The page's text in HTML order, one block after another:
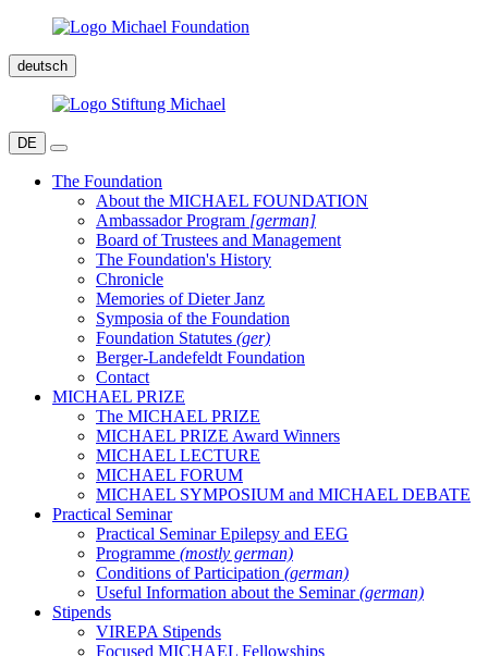
deutsch
DE
The Foundation
About the MICHAEL FOUNDATION
Ambassador Program [german]
Board of Trustees and Management
The Foundation's History
Chronicle
Memories of Dieter Janz
Symposia of the Foundation
Foundation Statutes (ger)
Berger-Landefeldt Foundation
Contact
MICHAEL PRIZE
The MICHAEL PRIZE
MICHAEL PRIZE Award Winners
MICHAEL LECTURE
MICHAEL FORUM
MICHAEL SYMPOSIUM and MICHAEL DEBATE
Practical Seminar
Practical Seminar Epilepsy and EEG
Programme (mostly german)
Conditions of Participation (german)
Useful Information about the Seminar(german)
Stipends
VIREPA Stipends
Focused MICHAEL Fellowships